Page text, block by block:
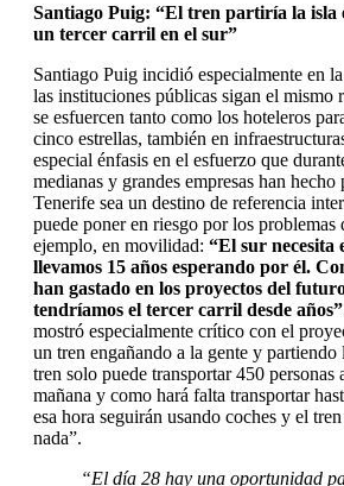
Santiago Puig: “El tren partiría la isla
un tercer carril en el sur”
Santiago Puig incidió especialmente en
las instituciones públicas sigan el mismo
se esfuercen tanto como los hoteleros
cinco estrellas, también en
especial énfasis en el esfuerzo que
medianas y grandes empresas han hecho
Tenerife sea un destino de referencia
puede poner en riesgo por los problemas
ejemplo, en movilidad: “El sur necesita
llevamos 15 años esperando por él.
han gastado en los proyectos del
tendríamos el tercer carril desde años”
mostró especialmente crítico con el
un tren engañando a la gente y partiendo
tren solo puede transportar 450 personas
mañana y como hará falta transportar
esa hora seguirán usando coches y el
nada”.
“El día 28 hay una oportunidad